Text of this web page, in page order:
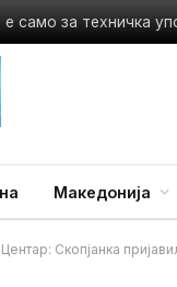
Македонија
Скопјанка